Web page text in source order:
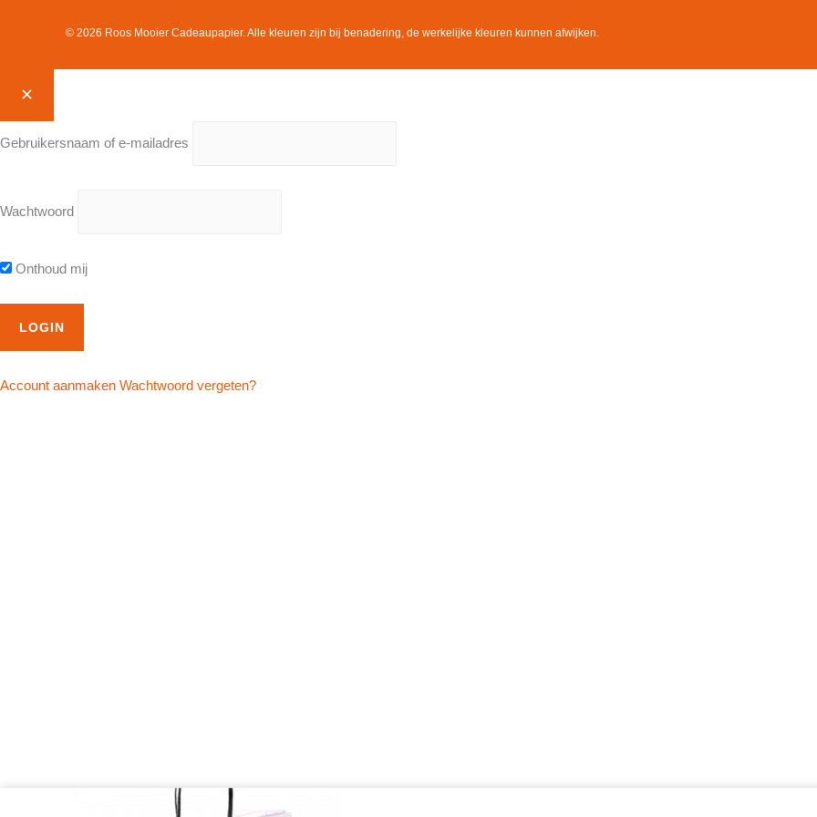
© 2026 Roos Mooier Cadeaupapier. Alle kleuren zijn bij benadering, de werkelijke kleuren kunnen afwijken.
Gebruikersnaam of e-mailadres
Wachtwoord
Onthoud mij
Account aanmaken Wachtwoord vergeten?